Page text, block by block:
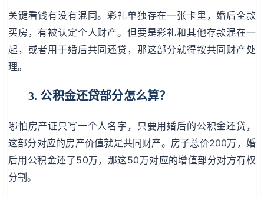
关键看钱有没有混同。彩礼单独存在一张卡里，婚后全款
买房，有被认定个人财产。但要是彩礼和其他存款混在一
起，或者用于婚后共同还贷，那这部分就得按共同财产处
理。
3. 公积金还贷部分怎么算？
哪怕房产证只写一个人名字，只要用婚后的公积金还贷，
这部分对应的房产价值就是共同财产。房子总价200万，婚
后用公积金还了50万，那这50万对应的增值部分对方有权
分割。